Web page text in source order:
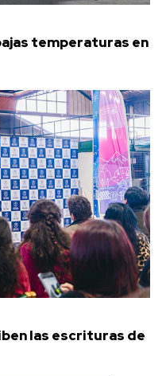
temperaturas en
las escrituras de